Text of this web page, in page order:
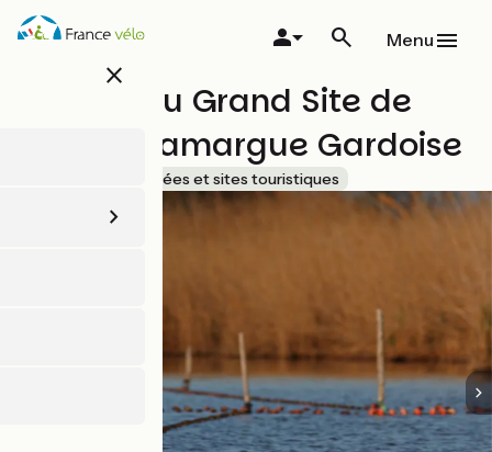
Aller
au
close
Menu
Maison du Grand Site de
France Camargue Gardoise
Musées et sites touristiques